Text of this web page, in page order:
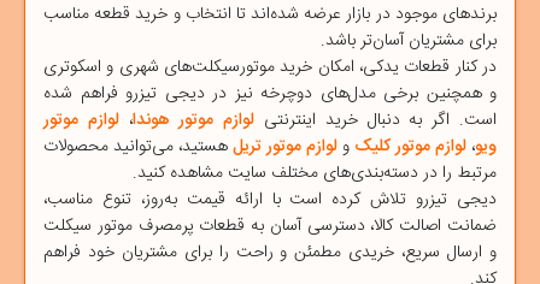
برندهای موجود در بازار عرضه شده‌اند تا انتخاب و خرید قطعه مناسب
برای مشتریان آسان‌تر باشد.
در کنار قطعات یدکی، امکان خریدموتورسیکلت‌های شهری و اسکوتری
و همچنین برخی مدل‌های دوچرخه نیز در دیجی ‌تیزرو فراهم شده
است. اگر به دنبال خرید اینترنتی لوازم موتور هوندا،لوازم موتور
ویو، لوازم موتور کلیک ولوازم موتور تریلهستید، می‌توانید محصولات
مرتبط را در دسته‌بندی‌های مختلف سایت مشاهده کنید.
دیجی ‌تیزروتلاش کرده است با ارائه قیمت به‌روز، تنوع مناسب،
ضمانت اصالت کالا، دسترسی آسان به قطعات پرمصرف موتور سیکلت
و ارسال سریع، خریدی مطمئن و راحت را برای مشتریان خود فراهم